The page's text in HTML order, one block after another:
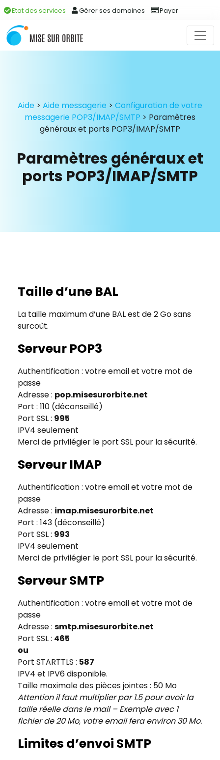
Etat des services Gérer ses domaines Payer
Aide > Aide messagerie > Configuration de votre
messagerie POP3/IMAP/SMTP > Paramètres
généraux et ports POP3/IMAP/SMTP
Paramètres généraux et
ports POP3/IMAP/SMTP
Taille d’une BAL
La taille maximum d’une BAL est de 2 Go sans
surcoût.
Serveur POP3
Authentification : votre email et votre mot de
passe
Adresse : pop.misesurorbite.net
Port : 110 (déconseillé)
Port SSL : 995
IPV4 seulement
Merci de privilégier le port SSL pour la sécurité.
Serveur IMAP
Authentification : votre email et votre mot de
passe
Adresse : imap.misesurorbite.net
Port : 143 (déconseillé)
Port SSL : 993
IPV4 seulement
Merci de privilégier le port SSL pour la sécurité.
Serveur SMTP
Authentification : votre email et votre mot de
passe
Adresse : smtp.misesurorbite.net
Port SSL : 465
ou
Port STARTTLS : 587
IPV4 et IPV6 disponible.
Taille maximale des pièces jointes : 50 Mo
Attention il faut multiplier par 1.5 pour avoir la
taille réelle dans le mail – Exemple avec 1
fichier de 20 Mo, votre email fera environ 30 Mo.
Limites d’envoi SMTP